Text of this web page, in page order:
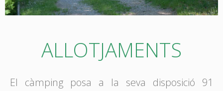
ALLOTJAMENTS
El càmping posa a la seva disposició 91